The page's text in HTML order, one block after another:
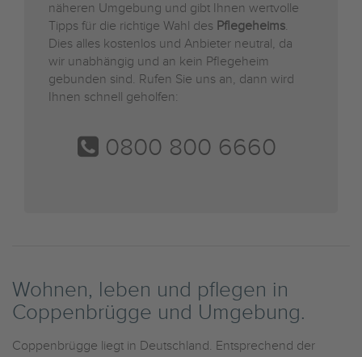
näheren Umgebung und gibt Ihnen wertvolle
Tipps für die richtige Wahl des Pflegeheims.
Dies alles kostenlos und Anbieter neutral, da
wir unabhängig und an kein Pflegeheim
gebunden sind. Rufen Sie uns an, dann wird
Ihnen schnell geholfen:
0800 800 6660
Wohnen, leben und pflegen in
Coppenbrügge und Umgebung.
Coppenbrügge liegt in Deutschland. Entsprechend der